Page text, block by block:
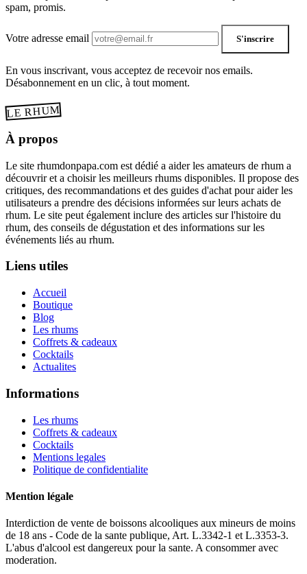
spam, promis.
Votre adresse email S'inscrire
En vous inscrivant, vous acceptez de recevoir nos emails.
Désabonnement en un clic, à tout moment.
LE RHUM
À propos
Le site rhumdonpapa.com est dédié a aider les amateurs de rhum a
découvrir et a choisir les meilleurs rhums disponibles. Il propose des
critiques, des recommandations et des guides d'achat pour aider les
utilisateurs a prendre des décisions informées sur leurs achats de
rhum. Le site peut également inclure des articles sur l'histoire du
rhum, des conseils de dégustation et des informations sur les
événements liés au rhum.
Liens utiles
Accueil
Boutique
Blog
Les rhums
Coffrets & cadeaux
Cocktails
Actualites
Informations
Les rhums
Coffrets & cadeaux
Cocktails
Mentions legales
Politique de confidentialite
Mention légale
Interdiction de vente de boissons alcooliques aux mineurs de moins
de 18 ans - Code de la sante publique, Art. L.3342-1 et L.3353-3.
L'abus d'alcool est dangereux pour la sante. A consommer avec
moderation.